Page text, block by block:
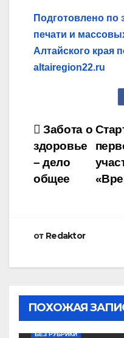
Подготовлено по
печати и
Алтайского края
altairegion22.ru
по
записям
Забота о
здоровье
– дело
общее
от Redaktor
ПОХОЖАЯ
БЕЗ РУБРИКИ